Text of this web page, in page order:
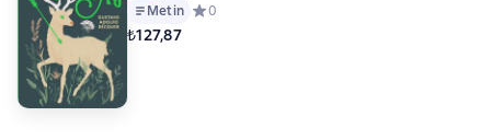
Metin Средний рейтинг 0 на основе 0 оценок
0
₺127,87